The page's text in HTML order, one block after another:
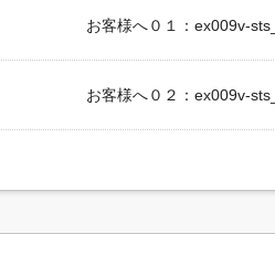
お客様へ０１：ex009v-
お客様へ０２：ex009v-